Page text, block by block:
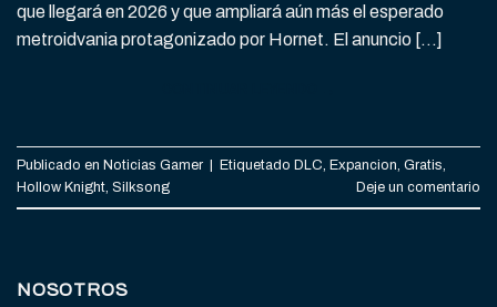
que llegará en 2026 y que ampliará aún más el esperado
metroidvania protagonizado por Hornet. El anuncio […]
Publicado en Noticias Gamer Etiquetado DLC, Expancion, Gratis,
Hollow Knight, Silksong Deje un comentario
NOSOTROS